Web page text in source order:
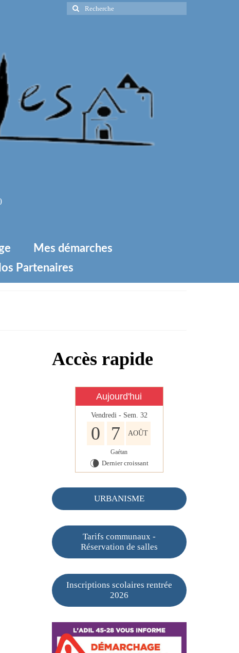
Rechercher
:
Mes démarches
Partenaires
Accès rapide
Aujourd'hui
Vendredi - Sem. 32
0 7 AOÛT
Gaétan
V Dernier croissant
URBANISME
Tarifs communaux -
Réservation de salles
Inscriptions scolaires rentrée
2026